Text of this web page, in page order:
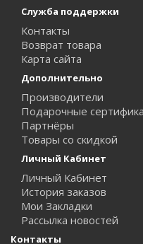
Служба поддержки
Контакты
Возврат товара
Карта сайта
Дополнительно
Производители
Подарочные
Партнёры
Товары со скидкой
Личный Кабинет
Личный Кабинет
История заказов
Мои Закладки
Рассылка новостей
Контакты